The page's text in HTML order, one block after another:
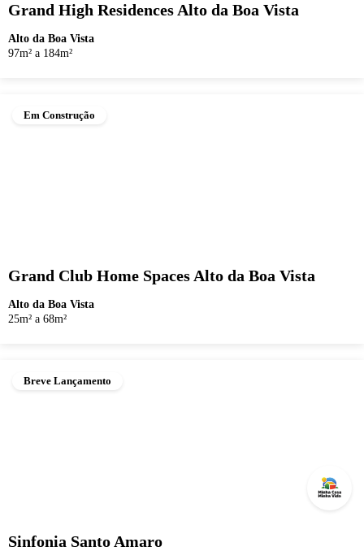
Grand High Residences Alto da Boa Vista
Alto da Boa Vista
97m² a 184m²
Em Construção
Grand Club Home Spaces Alto da Boa Vista
Alto da Boa Vista
25m² a 68m²
Breve Lançamento
Sinfonia Santo Amaro